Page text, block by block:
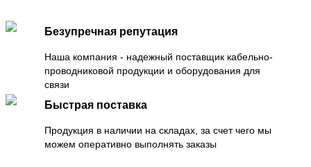
Безупречная репутация
Наша компания - надежный поставщик кабельно-
проводниковой продукции и оборудования для
связи
Быстрая поставка
Продукция в наличии на складах, за счет чего мы
можем оперативно выполнять заказы